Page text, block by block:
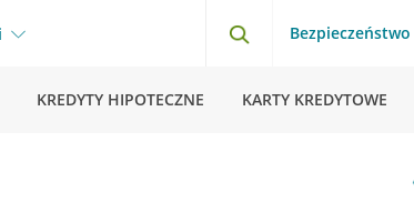
Bezpieczeństwo
KREDYTY HIPOTECZNE KARTY KREDYTOWE